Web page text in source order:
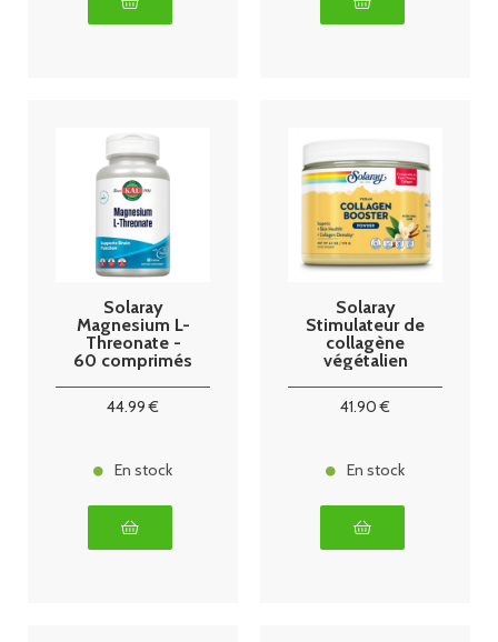
Solaray
Magnesium L-
Threonate -
60 comprimés
44.99 €
En stock
Solaray
Stimulateur de
collagène
végétalien
41.90 €
En stock